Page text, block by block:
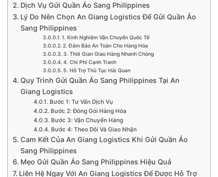
Dịch Vụ Gửi Quần Áo Sang Philippines
Lý Do Nên Chọn An Giang Logistics Để Gửi Quần Áo
Sang Philippines
1. Kinh Nghiệm Vận Chuyển Quốc Tế
2. Đảm Bảo An Toàn Cho Hàng Hóa
3. Thời Gian Giao Hàng Nhanh Chóng
4. Chi Phí Cạnh Tranh
5. Hỗ Trợ Thủ Tục Hải Quan
Quy Trình Gửi Quần Áo Sang Philippines Tại An
Giang Logistics
Bước 1: Tư Vấn Dịch Vụ
Bước 2: Đóng Gói Hàng Hóa
Bước 3: Vận Chuyển Hàng
Bước 4: Theo Dõi Và Giao Nhận
Cam Kết Của An Giang Logistics Khi Gửi Quần Áo
Sang Philippines
Mẹo Gửi Quần Áo Sang Philippines Hiệu Quả
Liên Hệ Ngay Với An Giang Logistics Để Được Hỗ Trợ